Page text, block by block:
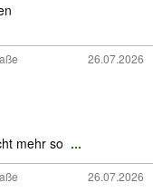
26.07.2026
mehr so ...
26.07.2026